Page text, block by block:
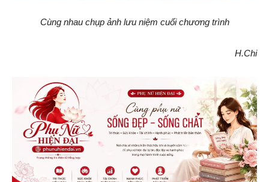
Cùng nhau chụp ảnh lưu niệm cuối chương trình
H.Chi